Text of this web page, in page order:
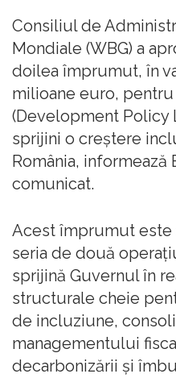
Consiliul de
Mondiale (WBG) a
doilea împrumut, în
milioane euro,
(Development Policy
sprijini o creştere
România, informează
comunicat.
Acest împrumut
seria de două
sprijină Guvernul în
structurale cheie
de incluziune,
managementului
decarbonizării şi